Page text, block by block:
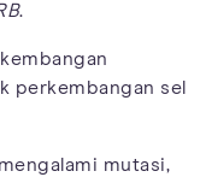
.
perkembangan sel
mutasi,